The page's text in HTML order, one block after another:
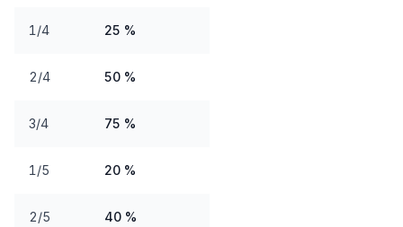
1/4 25 %
2/4 50 %
3/4 75 %
1/5 20 %
2/5 40 %